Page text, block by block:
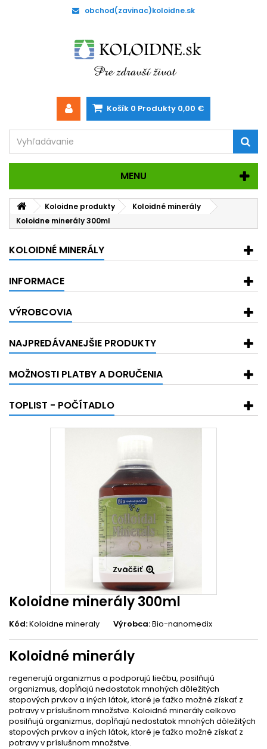
obchod(zavinac)koloidne.sk
Košík 0 Produkty 0,00 €
MENU
Koloidne produkty
Koloidné minerály
Koloidne minerály 300ml
KOLOIDNÉ MINERÁLY
INFORMACE
VÝROBCOVIA
NAJPREDÁVANEJŠIE PRODUKTY
MOŽNOSTI PLATBY A DORUČENIA
TOPLIST - POČÍTADLO
Zväčšiť
Koloidne minerály 300ml
Kód:Koloidne mineraly Výrobca:Bio-nanomedix
Koloidné minerály
regenerujú organizmus a podporujú liečbu, posilňujú
organizmus, dopĺňajú nedostatok mnohých dôležitých
stopových prvkov a iných látok, ktoré je ťažko možné získať z
potravy v príslušnom množstve. Koloidné minerály celkovo
posilňujú organizmus, dopĺňajú nedostatok mnohých dôležitých
stopových prvkov a iných látok, ktoré je ťažko možné získať z
potravy v príslušnom množstve.